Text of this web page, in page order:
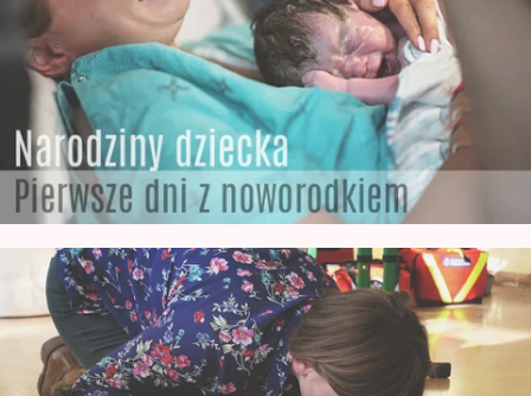
Jak wygląda noworodek po Urodzeniu